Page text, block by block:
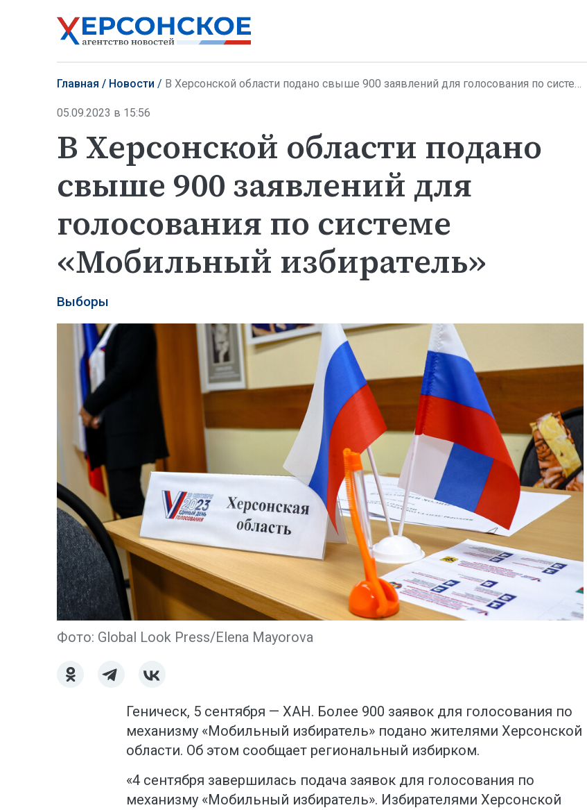
Главная Новости В Херсонской области подано свыше 900 заявлений для голосования по системе «Мобильный избиратель»
05.09.2023 в 15:56
В Херсонской области подано
свыше 900 заявлений для
голосования по системе
«Мобильный избиратель»
Выборы
Фото: Global Look Press/Elena Mayorova
Геническ, 5 сентября — ХАН. Более 900 заявок для голосования по
механизму «Мобильный избиратель» подано жителями Херсонской
области. Об этом сообщает региональный избирком.
«4 сентября завершилась подача заявок для голосования по
механизму «Мобильный избиратель». Избирателями Херсонской